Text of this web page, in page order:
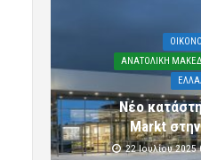
ΑΝΑΤΟΛΙΚΗ
Νέο
Markt
22 Ιουλίου 2025